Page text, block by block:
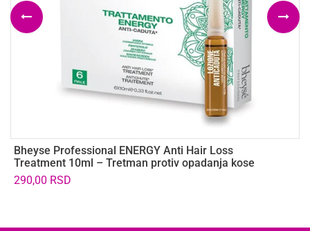
Bheyse Professional ENERGY Anti Hair Loss
Treatment 10ml – Tretman protiv opadanja kose
290,00 RSD